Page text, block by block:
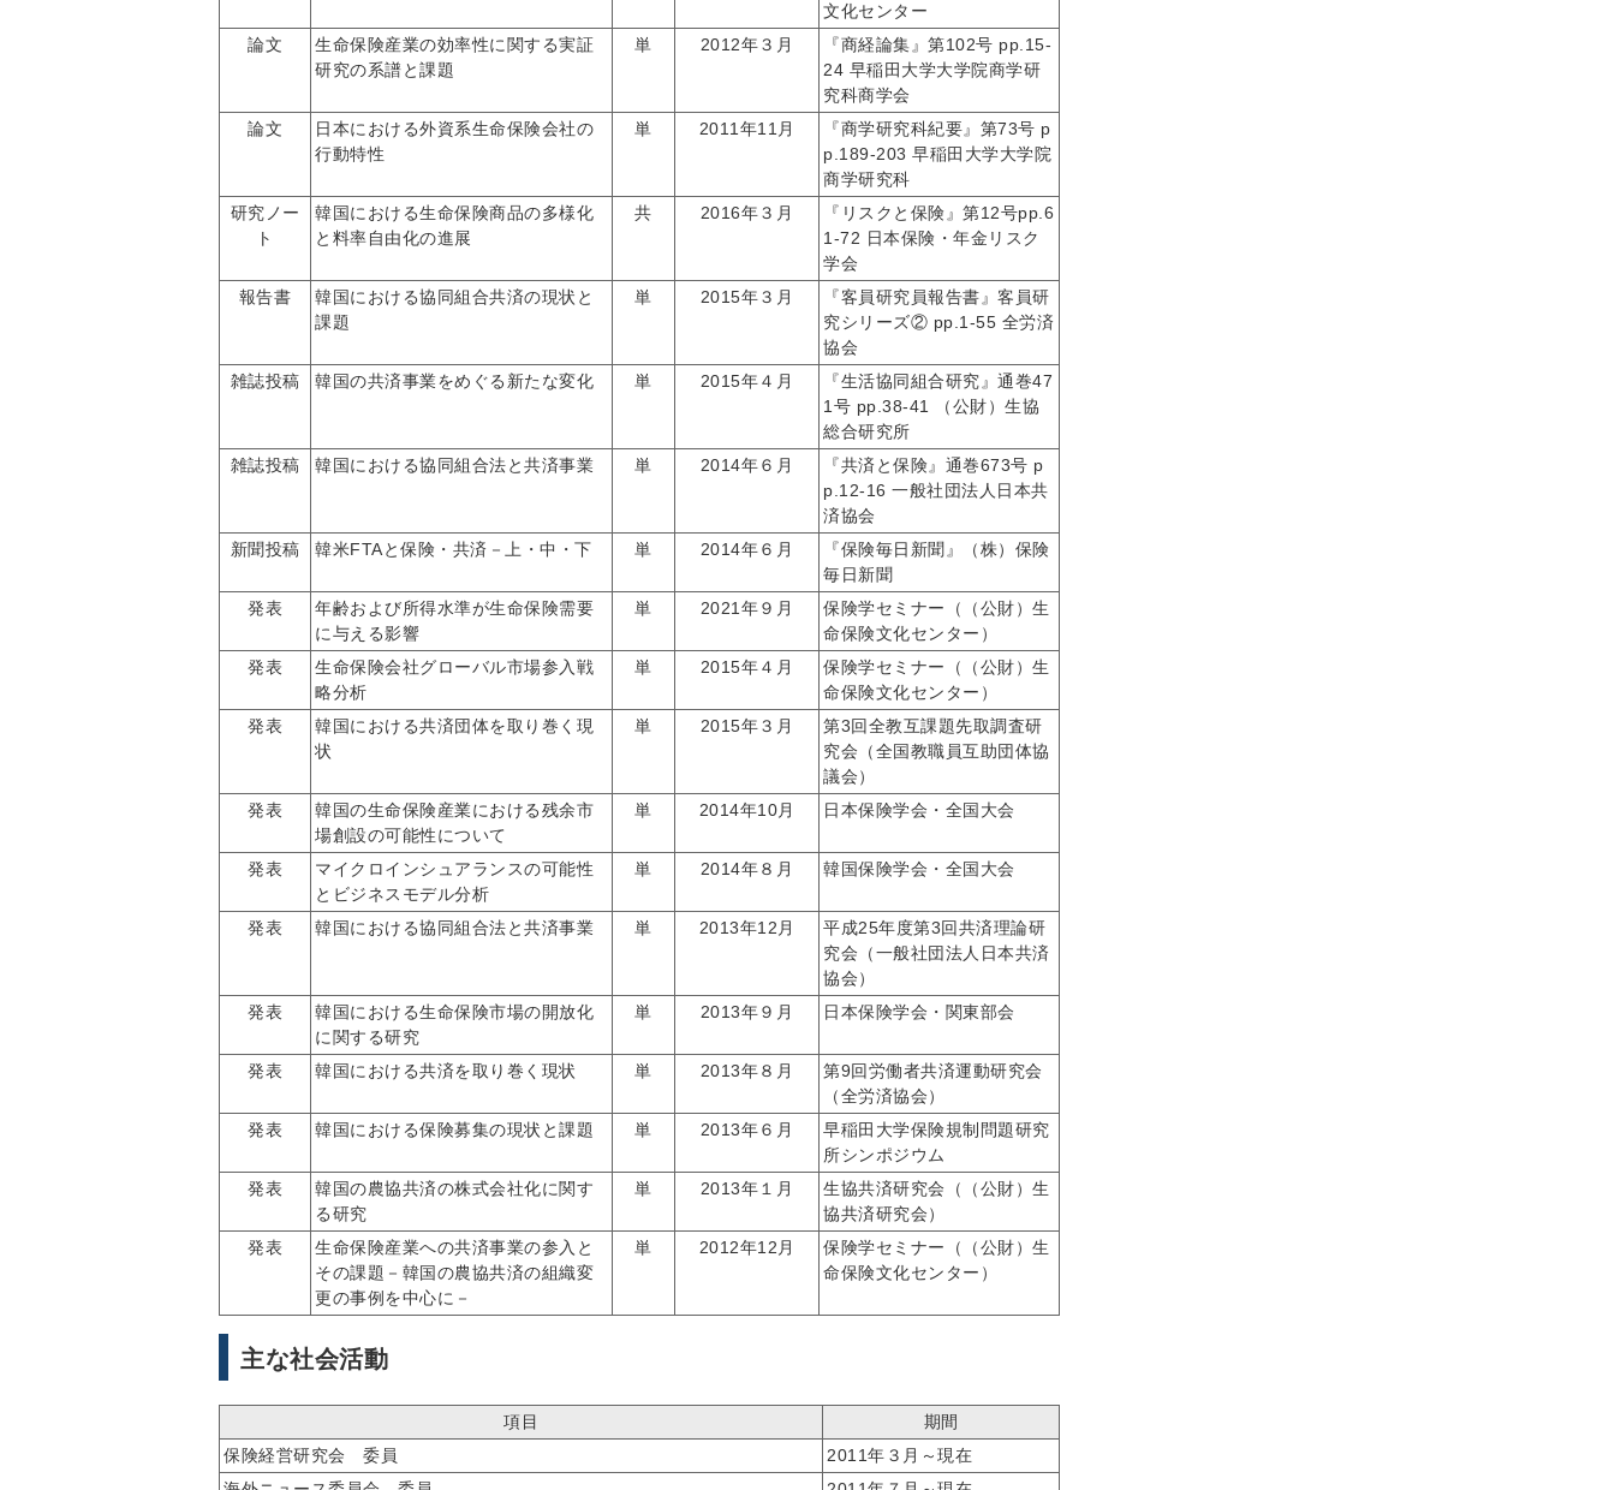
文化センター
論文
生命保険産業の効率性に関する実証
研究の系譜と課題
単 2012年３月
『商経論集』第102号 pp.15-
24 早稲田大学大学院商学研
究科商学会
論文
日本における外資系生命保険会社の
行動特性
単 2011年11月
『商学研究科紀要』第73号 p
p.189-203 早稲田大学大学院
商学研究科
研究ノー
ト
韓国における生命保険商品の多様化
と料率自由化の進展
共 2016年３月
『リスクと保険』第12号pp.6
1-72 日本保険・年金リスク
学会
報告書
韓国における協同組合共済の現状と
課題
単 2015年３月
『客員研究員報告書』客員研
究シリーズ② pp.1-55 全労済
協会
雑誌投稿
韓国の共済事業をめぐる新たな変化 単 2015年４月
『生活協同組合研究』通巻47
1号 pp.38-41 （公財）生協
総合研究所
雑誌投稿
韓国における協同組合法と共済事業 単 2014年６月
『共済と保険』通巻673号 p
p.12-16 一般社団法人日本共
済協会
新聞投稿
韓米FTAと保険・共済－上・中・下 単 2014年６月
『保険毎日新聞』（株）保険
毎日新聞
発表
年齢および所得水準が生命保険需要
に与える影響
単 2021年９月
保険学セミナー（（公財）生
命保険文化センター）
発表
生命保険会社グローバル市場参入戦
略分析
単 2015年４月
保険学セミナー（（公財）生
命保険文化センター）
発表
韓国における共済団体を取り巻く現
状
単 2015年３月
第3回全教互課題先取調査研
究会（全国教職員互助団体協
議会）
発表
韓国の生命保険産業における残余市
場創設の可能性について
単 2014年10月 日本保険学会・全国大会
発表
マイクロインシュアランスの可能性
とビジネスモデル分析
単 2014年８月 韓国保険学会・全国大会
発表 韓国における協同組合法と共済事業 単 2013年12月
平成25年度第3回共済理論研
究会（一般社団法人日本共済
協会）
発表
韓国における生命保険市場の開放化
に関する研究
単 2013年９月 日本保険学会・関東部会
発表 韓国における共済を取り巻く現状 単 2013年８月
第9回労働者共済運動研究会
（全労済協会）
発表
韓国における保険募集の現状と課題 単 2013年６月
早稲田大学保険規制問題研究
所シンポジウム
発表
韓国の農協共済の株式会社化に関す
る研究
単 2013年１月
生協共済研究会（（公財）生
協共済研究会）
発表
生命保険産業への共済事業の参入と
その課題－韓国の農協共済の組織変
更の事例を中心に－
単 2012年12月
保険学セミナー（（公財）生
命保険文化センター）
主な社会活動
項目
期間
保険経営研究会 委員
2011年３月～現在